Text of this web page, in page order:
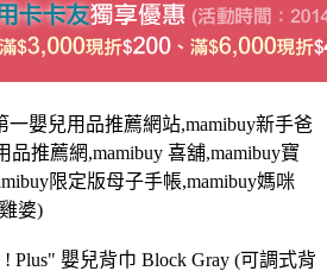
一嬰兒用品推薦網站,mamibuy新手爸
品推薦網,mamibuy 喜舖,mamibuy寶
限定版母子手帳,mamibuy媽咪
婆)
! Plus" 嬰兒背巾 Block Gray (可調式背